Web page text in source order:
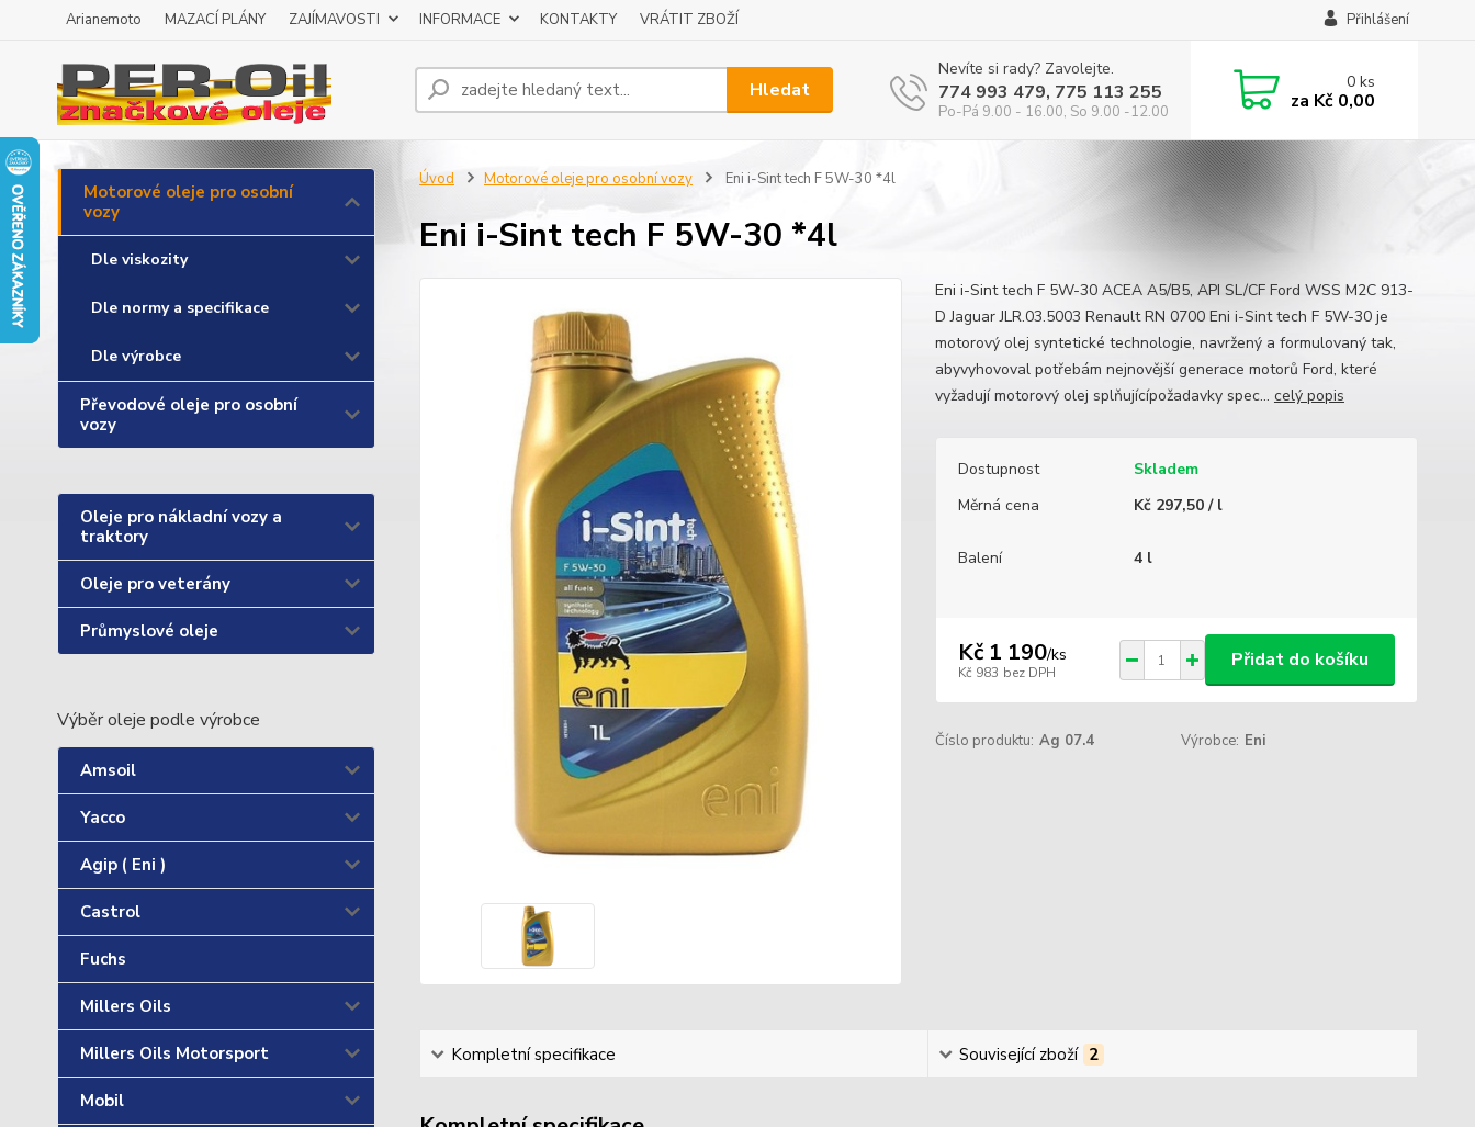
Arianemoto MAZACÍ PLÁNY ZAJÍMAVOSTI INFORMACE KONTAKTY VRÁTIT ZBOŽÍ Přihlášení
Hledat
Nevíte si rady? Zavolejte.
774 993 479, 775 113 255
Po-Pá 9.00 - 16.00, So 9.00 -12.00
0ks
za Kč 0,00
Motorové oleje pro osobní
vozy
Dle viskozity
Dle normy a specifikace
Dle výrobce
Převodové oleje pro osobní
vozy
Oleje pro nákladní vozy a
traktory
Oleje pro veterány
Průmyslové oleje
Výběr oleje podle výrobce
Amsoil
Yacco
Agip ( Eni )
Castrol
Fuchs
Millers Oils
Millers Oils Motorsport
Mobil
Úvod Motorové oleje pro osobní vozy Eni i-Sint tech F 5W-30 *4l
Eni i-Sint tech F 5W-30 *4l
Eni i-Sint tech F 5W-30 ACEA A5/B5, API SL/CF Ford WSS M2C 913-
D Jaguar JLR.03.5003 Renault RN 0700 Eni i-Sint tech F 5W-30 je
motorový olej syntetické technologie, navržený a formulovaný tak,
abyvyhovoval potřebám nejnovější generace motorů Ford, které
vyžadují motorový olej splňujícípožadavky spec... celý popis
Dostupnost
Skladem
Měrná cena
Kč 297,50 / l
Balení 4 l
Kč 1 190/ks
Kč 983 bez DPH
Přidat do košíku
Číslo produktu: Ag 07.4 Výrobce: Eni
Kompletní specifikace Související zboží 2